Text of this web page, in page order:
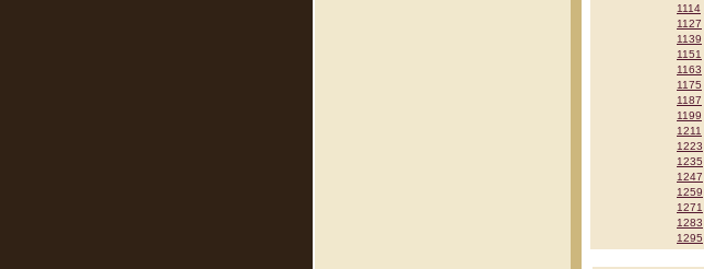
1114
1127
1139
1151
1163
1175
1187
1199
1211
1223
1235
1247
1259
1271
1283
1295